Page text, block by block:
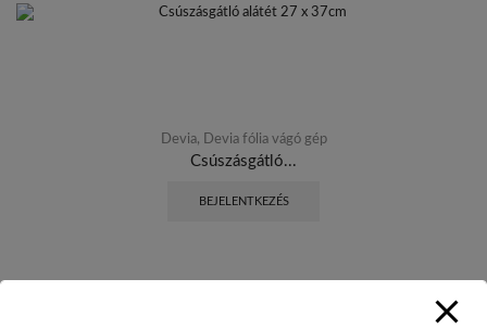
Devia, Devia fólia vágó gép
Csúszásgátló...
BEJELENTKEZÉS